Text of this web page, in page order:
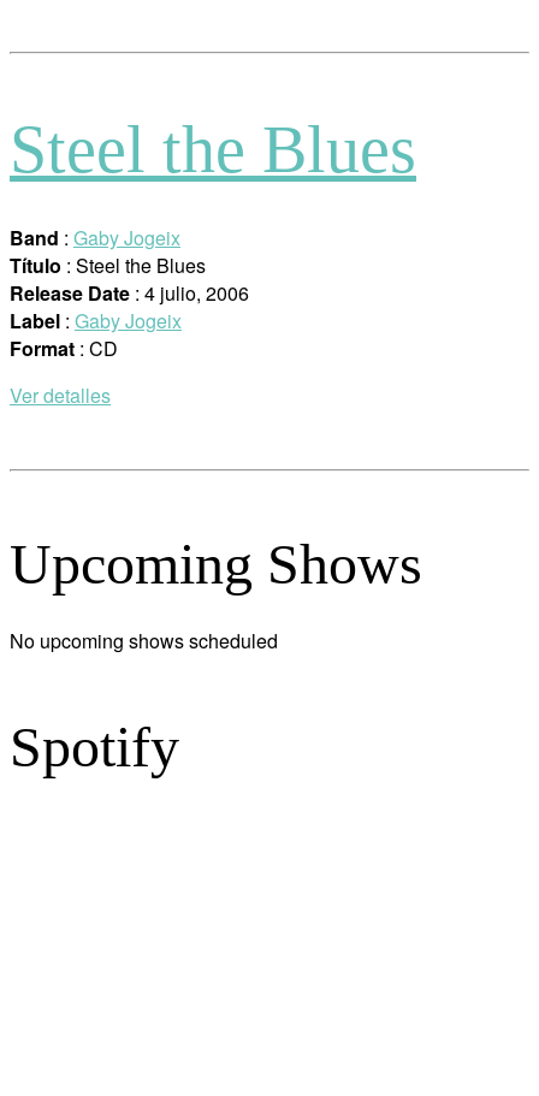
Steel the Blues
Band : Gaby Jogeix
Título : Steel the Blues
Release Date : 4 julio, 2006
Label : Gaby Jogeix
Format : CD
Ver detalles
Upcoming Shows
No upcoming shows scheduled
Spotify